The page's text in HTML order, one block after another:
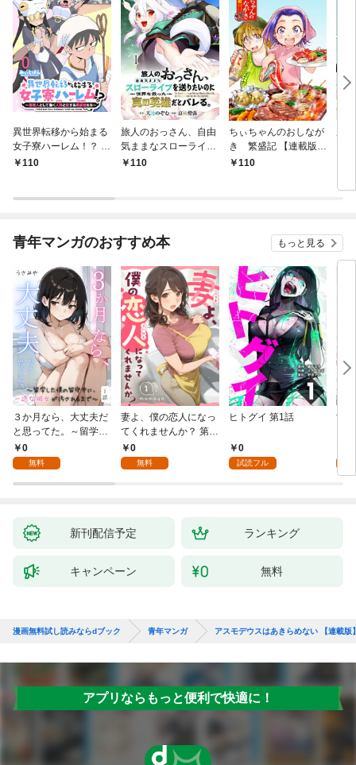
異世界転移から始まる
女子寮ハーレム！？ ～
管理人として働く人間
110
旅人のおっさん、自由
気ままなスローライフ
を送りたいのに世界を
110
ちぃちゃんのおしなが
き 繁盛記 【連載版】
１110
青年マンガのおすすめ本 もっと見る
３か月なら、大丈夫だ
と思ってた。～留学し
た僕の留守中に、一途
な彼女が汚されるまで
0
無料
妻よ、僕の恋人になっ
てくれませんか？ 第1
話0
無料
ヒトグイ 第1話
0
試読フル
世
新刊配信予定 ランキング
キャンペーン 無料
漫画無料試し読みならdブック 青年マンガ アスモデウスはあきらめない 【連載版
アプリならもっと便利で快適に！